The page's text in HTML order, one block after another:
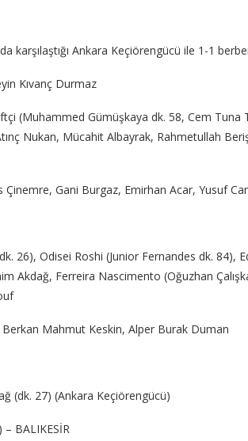
karşılaştığı Ankara Keçiörengücü ile 1-1
Kıvanç Durmaz
(Muhammed Gümüşkaya dk. 58, Cem Tuna
Nukan, Mücahit Albayrak, Rahmetullah
Gani Burgaz, Emirhan Acar, Yusuf
26), Odisei Roshi (Junior Fernandes dk. 84),
Akdağ, Ferreira Nascimento (Oğuzhan
Mahmut Keskin, Alper Burak Duman
(dk. 27) (Ankara Keçiörengücü)
BALIKESİR